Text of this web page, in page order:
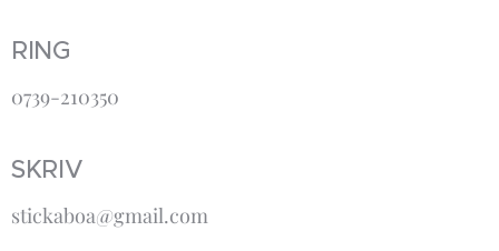
RING
0739-210350
SKRIV
stickaboa@gmail.com